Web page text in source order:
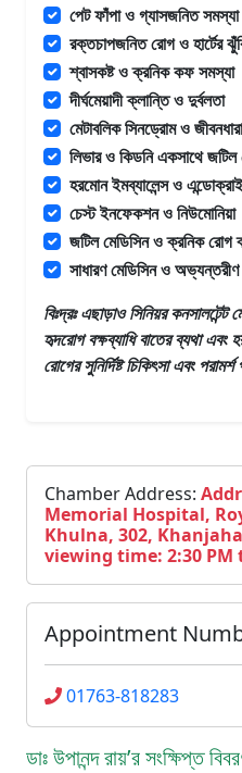
পেট ফাঁপা ও গ্যাসজনিত সমস্যা
রক্তচাপজনিত রোগ ও হার্টের
শ্বাসকষ্ট ও ক্রনিক কফ সমস্যা
দীর্ঘমেয়াদী ক্লান্তি ও দুর্বলতা
মেটাবলিক সিনড্রোম ও
লিভার ও কিডনি একসাথে জটিল
হরমোন ইমব্যালেন্স ও
চেস্ট ইনফেকশন ও নিউমোনিয়া
জটিল মেডিসিন ও ক্রনিক রোগ
সাধারণ মেডিসিন ও অভ্যন্তরীণ
বিঃদ্রঃ এছাড়াওসিনিয়র কনসালটেন্ট
হৃদরোগ বক্ষব্যাধি বাতের ব্যথা এবং
রোগের সুনির্দিষ্ট চিকিৎসা এবং
Chamber Address:
Memorial Hospital,
Khulna, 302,
viewing time: 2:30 PM
Appointment
01763-818283
ডাঃ উপানন্দ রায়’র সংক্ষিপ্ত